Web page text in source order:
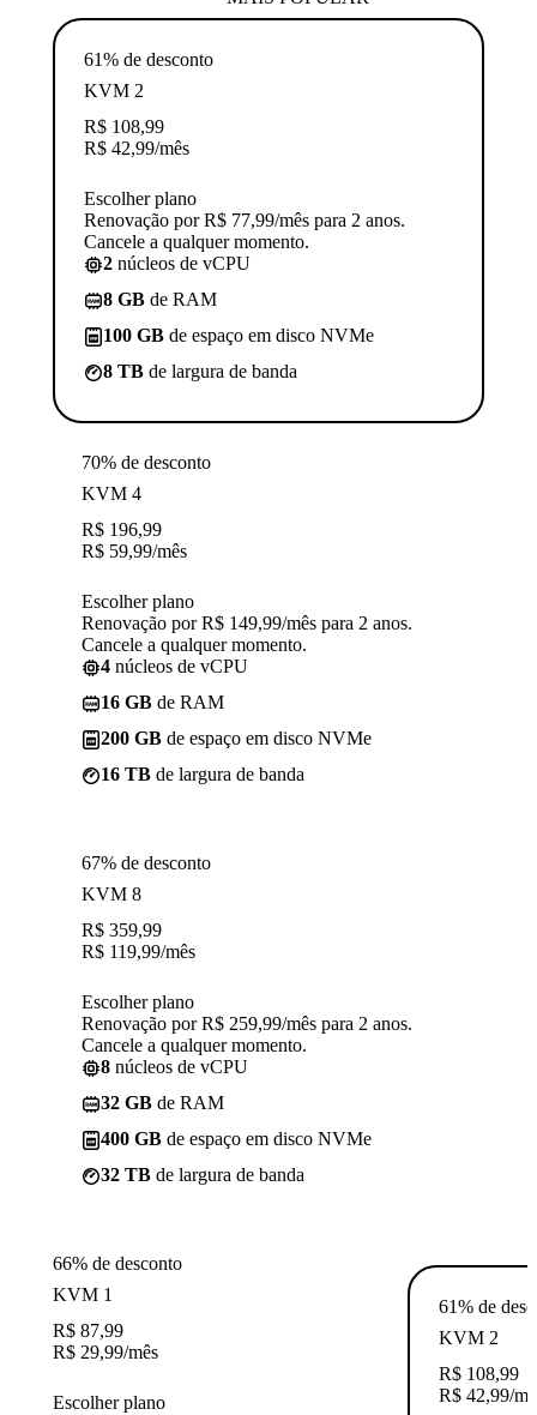
61% de desconto
KVM 2
R$ 108,99
R$ 42,99/mês
Escolher plano
Renovação por R$ 77,99/mês para 2 anos.
Cancele a qualquer momento.
2 núcleos de vCPU
8 GB de RAM
100 GB de espaço em disco NVMe
8 TB de largura de banda
70% de desconto
KVM 4
R$ 196,99
R$ 59,99/mês
Escolher plano
Renovação por R$ 149,99/mês para 2 anos.
Cancele a qualquer momento.
4 núcleos de vCPU
16 GB de RAM
200 GB de espaço em disco NVMe
16 TB de largura de banda
67% de desconto
KVM 8
R$ 359,99
R$ 119,99/mês
Escolher plano
Renovação por R$ 259,99/mês para 2 anos.
Cancele a qualquer momento.
8 núcleos de vCPU
32 GB de RAM
400 GB de espaço em disco NVMe
32 TB de largura de banda
66% de desconto
KVM 1
R$ 87,99
R$ 29,99/mês
Escolher plano
61% de
KVM 2
R$ 108,99
R$ 42,99/